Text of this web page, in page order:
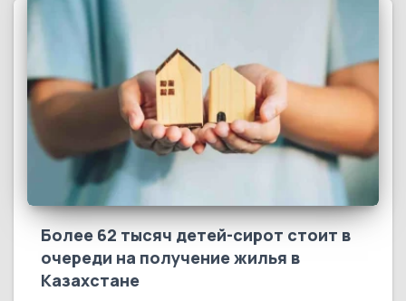
Более 62 тысяч детей-сирот стоит в
очереди на получение жилья в
Казахстане